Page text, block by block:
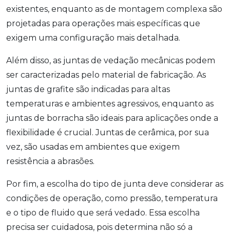
existentes, enquanto as de montagem complexa são
projetadas para operações mais específicas que
exigem uma configuração mais detalhada.
Além disso, as juntas de vedação mecânicas podem
ser caracterizadas pelo material de fabricação. As
juntas de grafite são indicadas para altas
temperaturas e ambientes agressivos, enquanto as
juntas de borracha são ideais para aplicações onde a
flexibilidade é crucial. Juntas de cerâmica, por sua
vez, são usadas em ambientes que exigem
resistência a abrasões.
Por fim, a escolha do tipo de junta deve considerar as
condições de operação, como pressão, temperatura
e o tipo de fluido que será vedado. Essa escolha
precisa ser cuidadosa, pois determina não só a